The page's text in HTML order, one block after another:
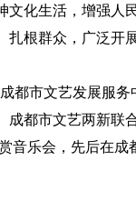
化生活，增强人
根群众，广泛开
都市文艺发展服
都市文艺两新联
音乐会，先后在成